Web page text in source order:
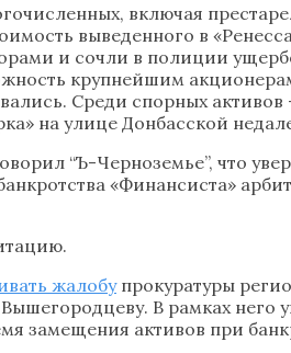
включая
выведенного в
и сочли в полиции
крупнейшим
Среди спорных
на улице Донбасской
“Ъ-Черноземье”, что
«Финансиста»
жалобупрокуратуры
В рамках
замещения активов при